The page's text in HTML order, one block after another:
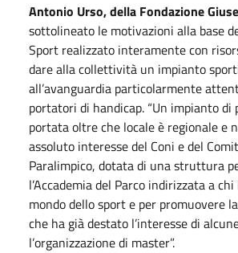
Antonio Urso, della Fondazione
sottolineato le motivazioni alla base
Sport realizzato interamente con
dare alla collettività un impianto
all’avanguardia particolarmente
portatori di handicap. “Un impianto di
portata oltre che locale è regionale e
assoluto interesse del Coni e del
Paralimpico, dotata di una struttura
l’Accademia del Parco indirizzata a
mondo dello sport e per promuovere
che ha già destato l’interesse di
l’organizzazione di master”.